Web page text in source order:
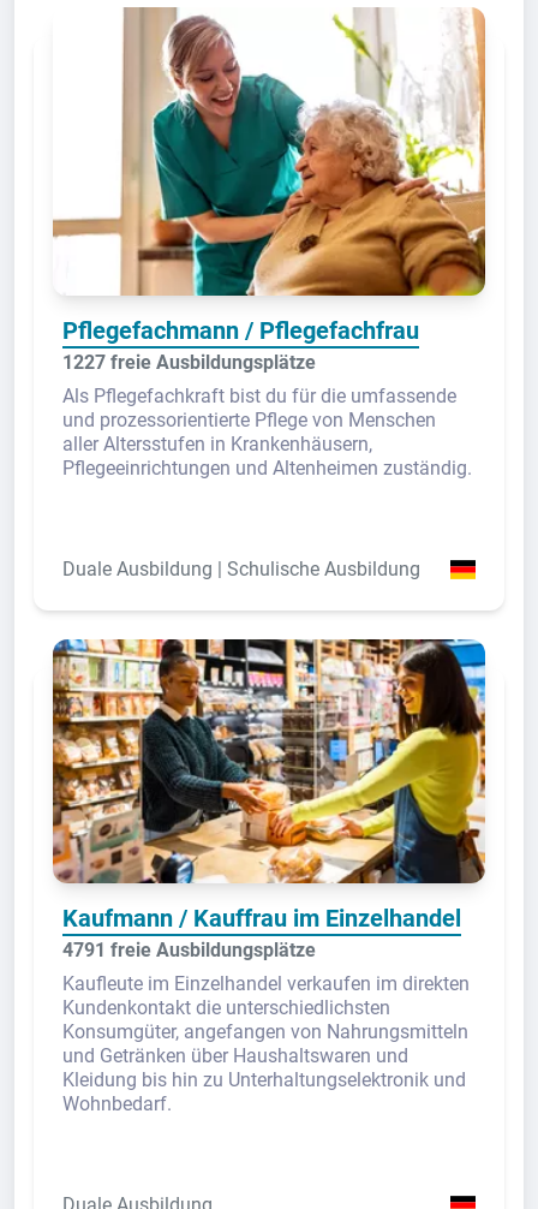
Pflegefachmann / Pflegefachfrau
1227 freie Ausbildungsplätze
Als Pflegefachkraft bist du für die umfassende
und prozessorientierte Pflege von Menschen
aller Altersstufen in Krankenhäusern,
Pflegeeinrichtungen und Altenheimen zuständig.
Duale Ausbildung | Schulische Ausbildung
Kaufmann / Kauffrau im Einzelhandel
4791 freie Ausbildungsplätze
Kaufleute im Einzelhandel verkaufen im direkten
Kundenkontakt die unterschiedlichsten
Konsumgüter, angefangen von Nahrungsmitteln
und Getränken über Haushaltswaren und
Kleidung bis hin zu Unterhaltungselektronik und
Wohnbedarf.